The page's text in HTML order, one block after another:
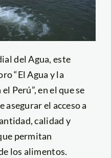
del Agua, este
“El Agua y la
Perú”, en el que se
el acceso a
calidad y
permitan
los alimentos.